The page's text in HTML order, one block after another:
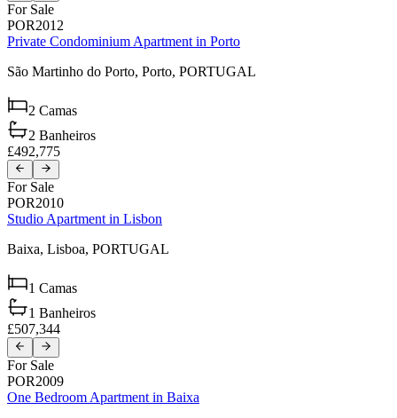
For Sale
POR2012
Private Condominium Apartment in Porto
São Martinho do Porto, Porto, PORTUGAL
2 Camas
2 Banheiros
£492,775
For Sale
POR2010
Studio Apartment in Lisbon
Baixa, Lisboa, PORTUGAL
1 Camas
1 Banheiros
£507,344
For Sale
POR2009
One Bedroom Apartment in Baixa